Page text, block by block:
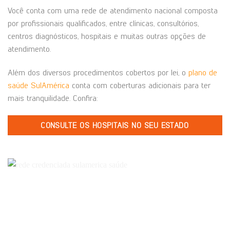
Você conta com uma rede de atendimento nacional composta
por profissionais qualificados, entre clínicas, consultórios,
centros diagnósticos, hospitais e muitas outras opções de
atendimento.
Além dos diversos procedimentos cobertos por lei, o plano de
saúde SulAmérica conta com coberturas adicionais para ter
mais tranquilidade. Confira:
CONSULTE OS HOSPITAIS NO SEU ESTADO